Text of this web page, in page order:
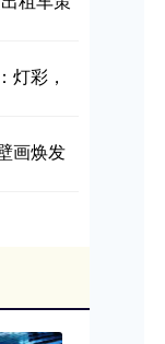
灯彩，
画焕发